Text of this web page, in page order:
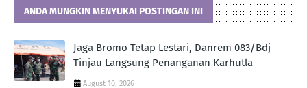
ANDA MUNGKIN MENYUKAI POSTINGAN INI
Jaga Bromo Tetap Lestari, Danrem 083/Bdj
Tinjau Langsung Penanganan Karhutla
August 10, 2026